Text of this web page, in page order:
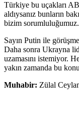
Türkiye bu uçakları
aldıysanız bunların
bizim
Sayın Putin ile
Daha sonra Ukrayna
uzamasını istemiyor.
yakın zamanda bu
Muhabir: Zülal